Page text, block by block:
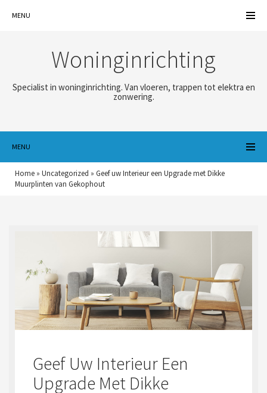
MENU
Woninginrichting
Specialist in woninginrichting. Van vloeren, trappen tot elektra en
zonwering.
MENU
Home » Uncategorized » Geef uw Interieur een Upgrade met Dikke
Muurplinten van Gekophout
Geef Uw Interieur Een
Upgrade Met Dikke